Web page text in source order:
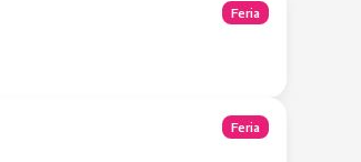
Feria
Feria